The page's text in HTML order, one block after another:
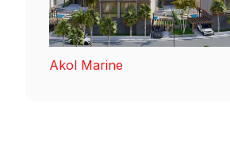
Akol Marine